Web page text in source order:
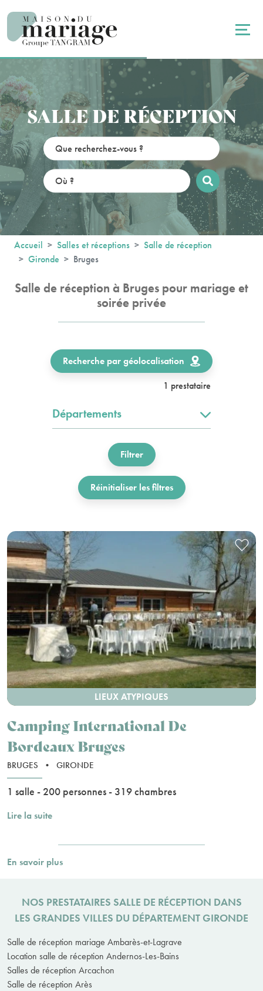
SALLE DE RÉCEPTION
Accueil Salles et réceptions
Salle de réception
Gironde
Bruges
Salle de réception à Bruges pour mariage et
soirée privée
Recherche par géolocalisation
1 prestataire
Départements
Filtrer
Réinitialiser les filtres
LIEUX ATYPIQUES
Camping International De
Bordeaux Bruges
BRUGES • GIRONDE
1 salle - 200 personnes - 319 chambres
Lire la suite
En savoir plus
NOS PRESTATAIRES SALLE DE RÉCEPTION DANS
LES GRANDES VILLES DU DÉPARTEMENT GIRONDE
Salle de réception mariage Ambarès-et-Lagrave
Location salle de réception Andernos-Les-Bains
Salles de réception Arcachon
Salle de réception Arès